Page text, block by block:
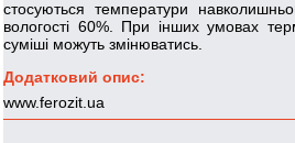
стосуються температури
вологості 60%. При інших умовах
суміші можуть змінюватись.
Додатковий опис:
www.ferozit.ua